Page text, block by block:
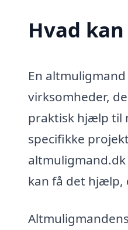
Hvad
En
virksomheder,
praktisk hjælp til
specifikke
kan få det hjælp,